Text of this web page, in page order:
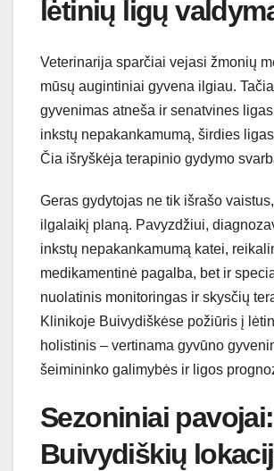
lėtinių ligų
Veterinarija sparčiai vejasi žmonių
mūsų augintiniai gyvena ilgiau.
gyvenimas atneša ir senatvines
inkstų nepakankamumą, širdies
Čia išryškėja terapinio gydymo
Geras gydytojas ne tik išrašo
ilgalaikį planą. Pavyzdžiui,
inkstų nepakankamumą katei,
medikamentinė pagalba, bet ir
nuolatinis monitoringas ir skysčių
Klinikoje Buivydiškėse požiūris į
holistinis – vertinama gyvūno
šeimininko galimybės ir ligos
Sezoniniai
Buivydiškių